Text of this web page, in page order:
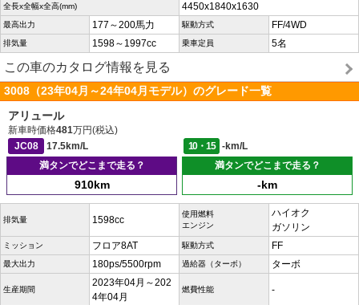
全長x全幅x全高(mm) 4450x1840x1630
最高出力 177～200馬力 駆動方式 FF/4WD
排気量 1598～1997cc 乗車定員 5名
この車のカタログ情報を見る
3008（23年04月～24年04月モデル）のグレード一覧
アリュール
新車時価格481万円(税込)
JC08
17.5km/L 10・15
-km/L
満タンでどこまで走る？
910km
満タンでどこまで走る？
-km
排気量 1598cc
使用燃料
エンジン
ハイオク
ガソリン
ミッション フロア8AT 駆動方式 FF
最大出力 180ps/5500rpm 過給器（ターボ） ターボ
生産期間
2023年04月～202
4年04月
燃費性能 -